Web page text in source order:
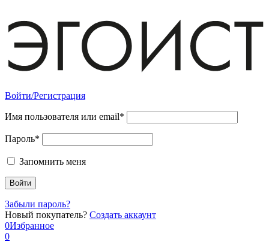
Войти/Регистрация
Имя пользователя или email*
Пароль*
Запомнить меня
Забыли пароль?
Новый покупатель? Создать аккаунт
0Избранное
0